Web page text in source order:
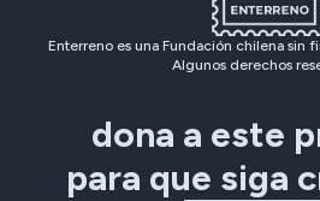
Enterreno es una Fundación chilena sin
Algunos derechos
dona a este
para que siga